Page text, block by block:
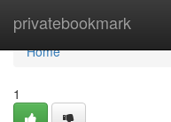
privatebookmark
Home
Home
1